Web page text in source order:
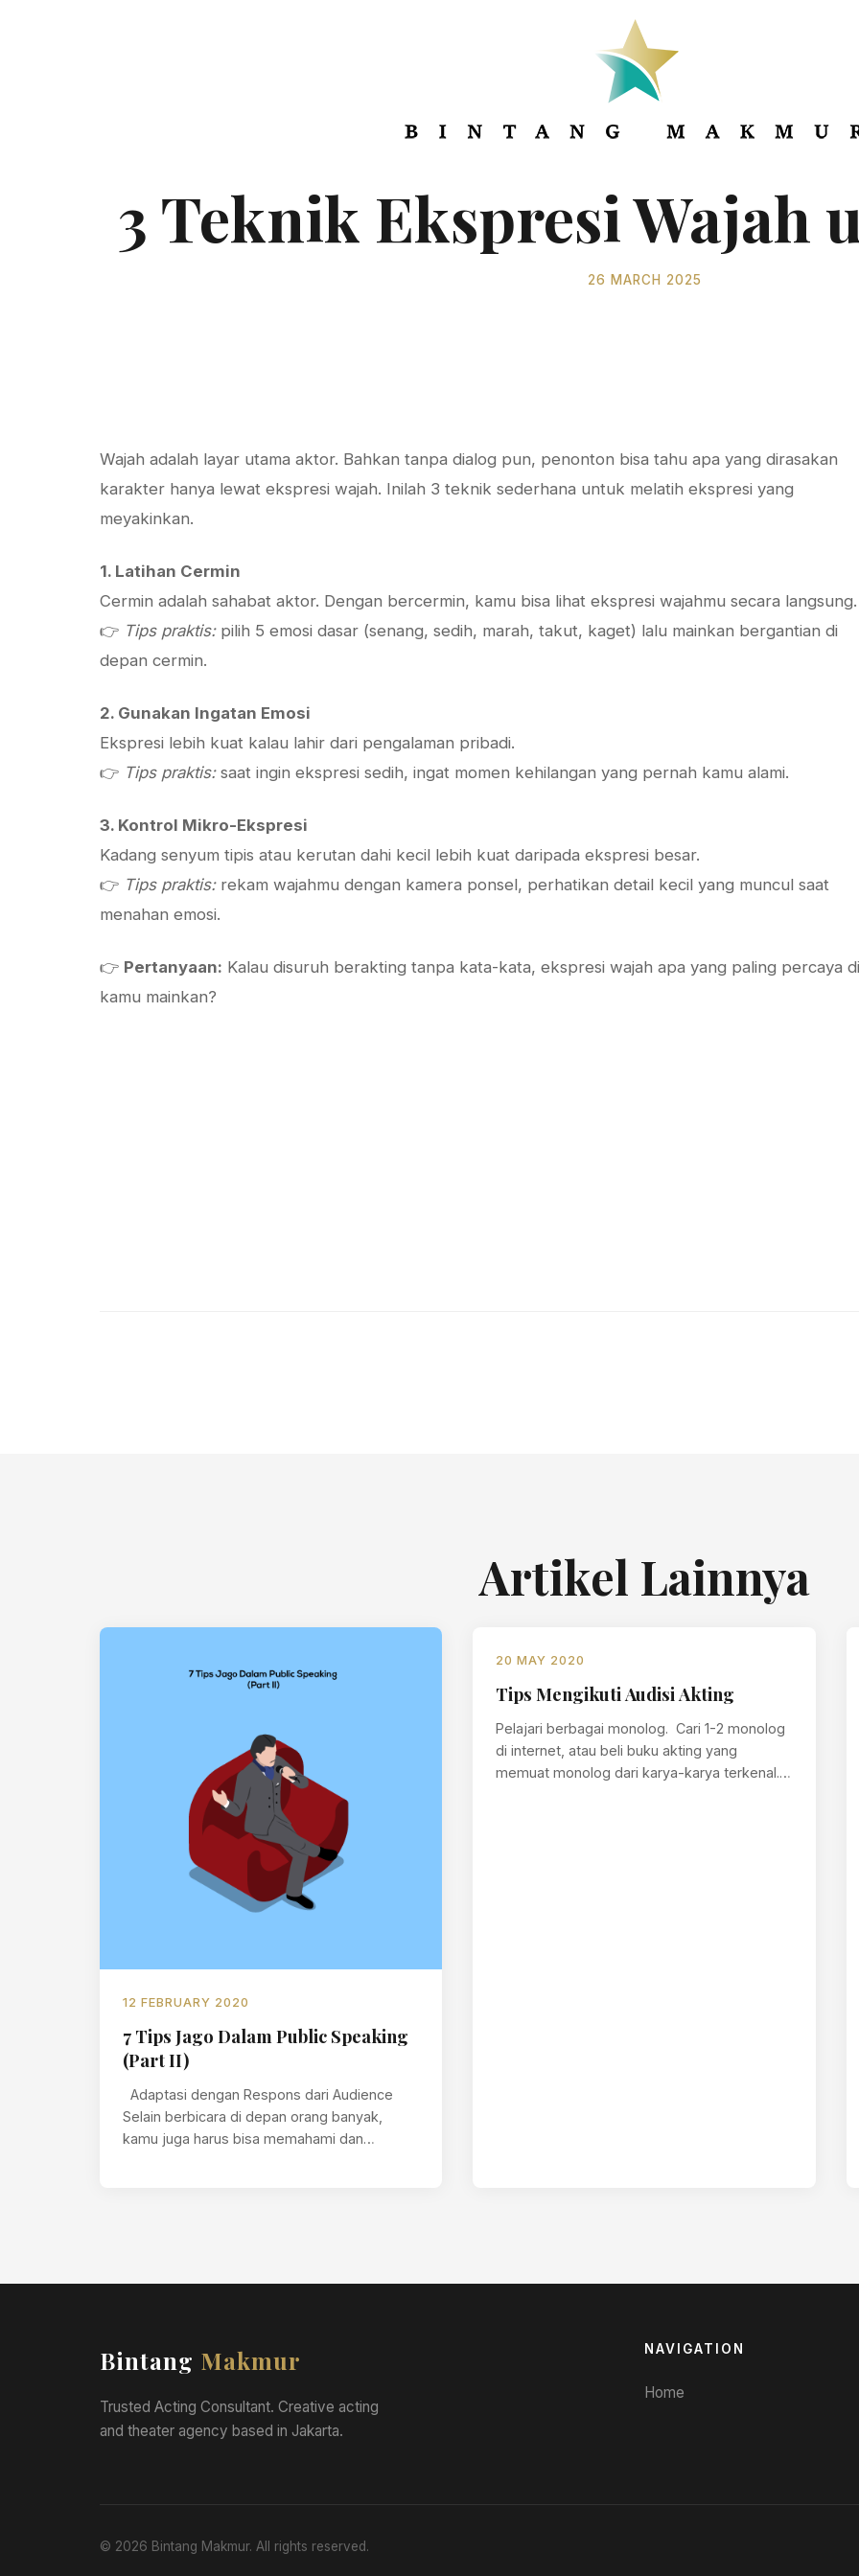
3 Teknik Ekspresi Wajah
26 MARCH 2025
Wajah adalah layar utama aktor. Bahkan tanpa dialog pun, penonton bisa tahu apa yang dirasakan
karakter hanya lewat ekspresi wajah. Inilah 3 teknik sederhana untuk melatih ekspresi yang
meyakinkan.
1. Latihan Cermin
Cermin adalah sahabat aktor. Dengan bercermin, kamu bisa lihat ekspresi wajahmu secara langsung.
👉 Tips praktis:pilih 5 emosi dasar (senang, sedih, marah, takut, kaget) lalu mainkan bergantian di
depan cermin.
2. Gunakan Ingatan Emosi
Ekspresi lebih kuat kalau lahir dari pengalaman pribadi.
👉 Tips praktis:saat ingin ekspresi sedih, ingat momen kehilangan yang pernah kamu alami.
3. Kontrol Mikro-Ekspresi
Kadang senyum tipis atau kerutan dahi kecil lebih kuat daripada ekspresi besar.
👉 Tips praktis:rekam wajahmu dengan kamera ponsel, perhatikan detail kecil yang muncul saat
menahan emosi.
👉 Pertanyaan: Kalau disuruh berakting tanpa kata-kata, ekspresi wajah apa yang paling percaya
kamu mainkan?
Artikel Lainnya
12 FEBRUARY 2020
7 Tips Jago Dalam Public Speaking
(Part II)
Adaptasi dengan Respons dari Audience
Selain berbicara di depan orang banyak,
kamu juga harus bisa memahami dan
20 MAY 2020
Tips Mengikuti Audisi Akting
Pelajari berbagai monolog. Cari 1-2 monolog
di internet, atau beli buku akting yang
memuat monolog dari karya-karya terkenal.
Bintang Makmur
Trusted Acting Consultant. Creative acting
and theater agency based in Jakarta.
NAVIGATION
Home
© 2026 Bintang Makmur. All rights reserved.